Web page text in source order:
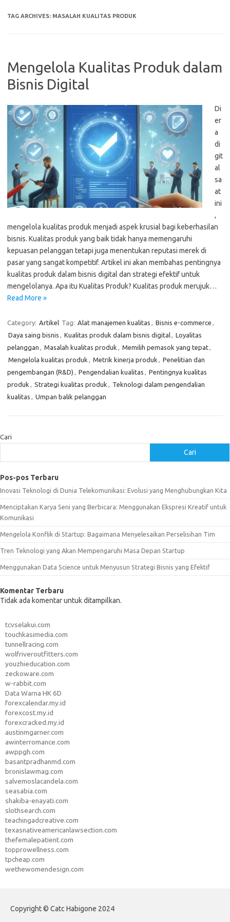
TAG ARCHIVES: MASALAH KUALITAS PRODUK
Mengelola Kualitas Produk dalam
Bisnis Digital
Di
er
a
di
git
al
sa
at
ini
,
mengelola kualitas produk menjadi aspek krusial bagi keberhasilan
bisnis. Kualitas produk yang baik tidak hanya memengaruhi
kepuasan pelanggan tetapi juga menentukan reputasi merek di
pasar yang sangat kompetitif. Artikel ini akan membahas pentingnya
kualitas produk dalam bisnis digital dan strategi efektif untuk
mengelolanya. Apa itu Kualitas Produk? Kualitas produk merujuk…
Read More »
Category: Artikel Tag: Alat manajemen kualitas , Bisnis e-commerce ,
Daya saing bisnis , Kualitas produk dalam bisnis digital, Loyalitas
pelanggan , Masalah kualitas produk , Memilih pemasok yang tepat,
Mengelola kualitas produk , Metrik kinerja produk , Penelitian dan
pengembangan (R&D) , Pengendalian kualitas , Pentingnya kualitas
produk , Strategi kualitas produk , Teknologi dalam pengendalian
kualitas , Umpan balik pelanggan
Cari
Cari
Pos-pos Terbaru
Inovasi Teknologi di Dunia Telekomunikasi: Evolusi yang Menghubungkan Kita
Menciptakan Karya Seni yang Berbicara: Menggunakan Ekspresi Kreatif untuk
Komunikasi
Mengelola Konflik di Startup: Bagaimana Menyelesaikan Perselisihan Tim
Tren Teknologi yang Akan Mempengaruhi Masa Depan Startup
Menggunakan Data Science untuk Menyusun Strategi Bisnis yang Efektif
Komentar Terbaru
Tidak ada komentar untuk ditampilkan.
tcvselakui.com
touchkasimedia.com
tunnellracing.com
wolfriveroutfitters.com
youzhieducation.com
zeckoware.com
w-rabbit.com
Data Warna HK 6D
forexcalendar.my.id
forexcost.my.id
forexcracked.my.id
austinmgarner.com
awinterromance.com
awppgh.com
basantpradhanmd.com
bronislawmag.com
salvemoslacandela.com
seasabia.com
shakiba-enayati.com
slothsearch.com
teachingadcreative.com
texasnativeamericanlawsection.com
thefemalepatient.com
topprowellness.com
tpcheap.com
wethewomendesign.com
Copyright © Catc Habigone 2024